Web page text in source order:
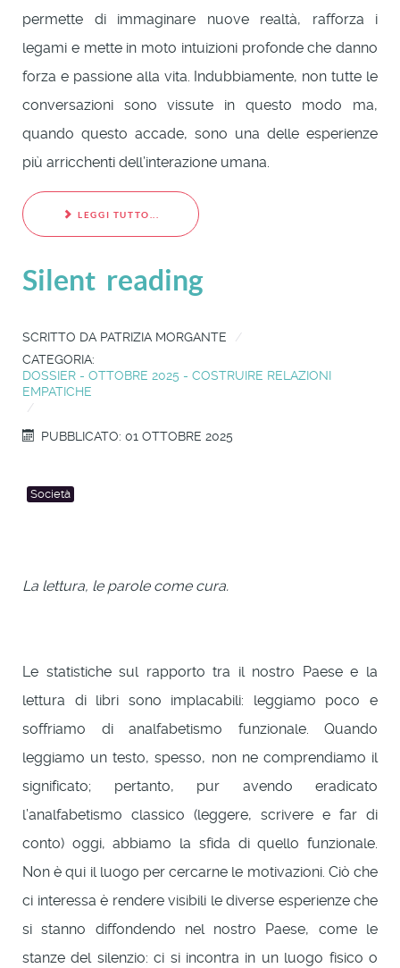
permette di immaginare nuove realtà, rafforza i
legami e mette in moto intuizioni profonde che danno
forza e passione alla vita. Indubbiamente, non tutte le
conversazioni sono vissute in questo modo ma,
quando questo accade, sono una delle esperienze
più arricchenti dell’interazione umana.
LEGGI TUTTO...
Silent reading
SCRITTO DA PATRIZIA MORGANTE
CATEGORIA:
DOSSIER - OTTOBRE 2025 - COSTRUIRE RELAZIONI
EMPATICHE
PUBBLICATO: 01 OTTOBRE 2025
Società
La lettura, le parole come cura.
Le statistiche sul rapporto tra il nostro Paese e la
lettura di libri sono implacabili: leggiamo poco e
soffriamo di analfabetismo funzionale. Quando
leggiamo un testo, spesso, non ne comprendiamo il
significato; pertanto, pur avendo eradicato
l’analfabetismo classico (leggere, scrivere e far di
conto) oggi, abbiamo la sfida di quello funzionale.
Non è qui il luogo per cercarne le motivazioni. Ciò che
ci interessa è rendere visibili le diverse esperienze che
si stanno diffondendo nel nostro Paese, come le
stanze del silenzio: ci si incontra in un luogo fisico o